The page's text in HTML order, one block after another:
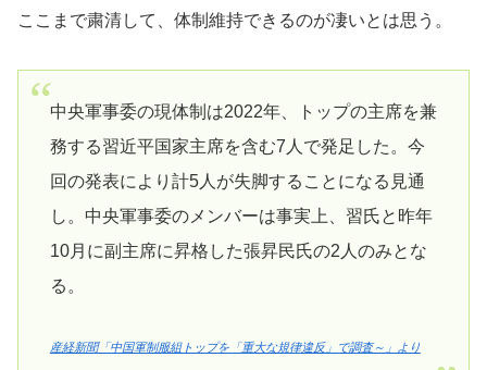
ここまで粛清して、体制維持できるのが凄いとは思う。
中央軍事委の現体制は2022年、トップの主席を兼
務する習近平国家主席を含む7人で発足した。今
回の発表により計5人が失脚することになる見通
し。中央軍事委のメンバーは事実上、習氏と昨年
10月に副主席に昇格した張昇民氏の2人のみとな
る。
産経新聞「中国軍制服組トップを「重大な規律違反」で調査～」より